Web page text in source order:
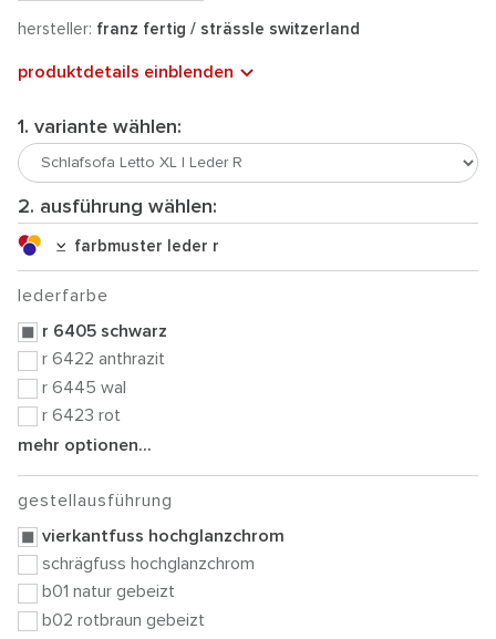
hersteller: franz fertig / strässle switzerland
produktdetails einblenden
1. variante wählen:
2. ausführung wählen:
farbmuster leder r
lederfarbe
r 6405 schwarz
r 6422 anthrazit
r 6445 wal
r 6423 rot
mehr optionen...
gestellausführung
vierkantfuss hochglanzchrom
schrägfuss hochglanzchrom
b01 natur gebeizt
b02 rotbraun gebeizt